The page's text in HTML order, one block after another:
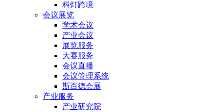
科灯跨境
会议展览
学术会议
产业会议
展览服务
大赛服务
会议直播
会议管理系统
斯百德会展
产业服务
产业研究院